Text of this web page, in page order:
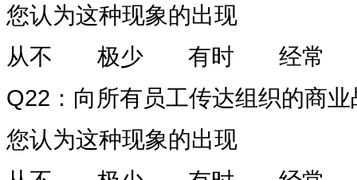
您认为这种现象的出现
从不
极少 有时
经常
Q22 ：向所有员工传达组织的商
您认为这种现象的出现